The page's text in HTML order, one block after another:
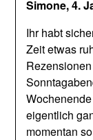
Simone,4.
Ihr habt
Zeit etwas
eigentlich
momentan